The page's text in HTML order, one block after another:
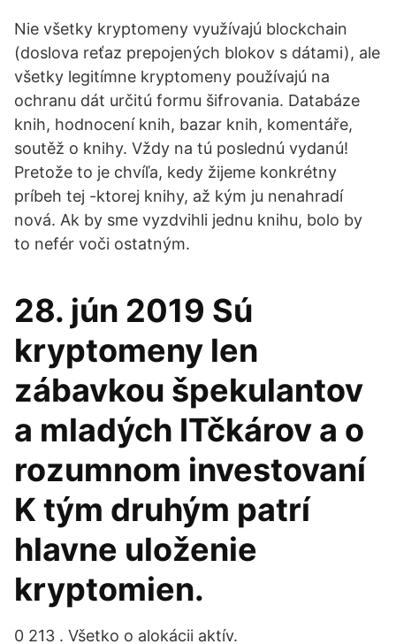
Nie všetky kryptomeny využívajú blockchain
(doslova reťaz prepojených blokov s dátami), ale
všetky legitímne kryptomeny používajú na
ochranu dát určitú formu šifrovania. Databáze
knih, hodnocení knih, bazar knih, komentáře,
soutěž o knihy. Vždy na tú poslednú vydanú!
Pretože to je chvíľa, kedy žijeme konkrétny
príbeh tej -ktorej knihy, až kým ju nenahradí
nová. Ak by sme vyzdvihli jednu knihu, bolo by
to nefér voči ostatným.
28. jún 2019 Sú
kryptomeny len
zábavkou špekulantov
a mladých ITčkárov a o
rozumnom investovaní
K tým druhým patrí
hlavne uloženie
kryptomien.
0 213 . Všetko o alokácii aktív.